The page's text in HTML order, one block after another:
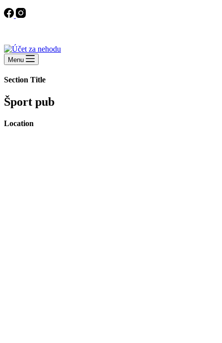
Menu
Section Title
Šport pub
Location